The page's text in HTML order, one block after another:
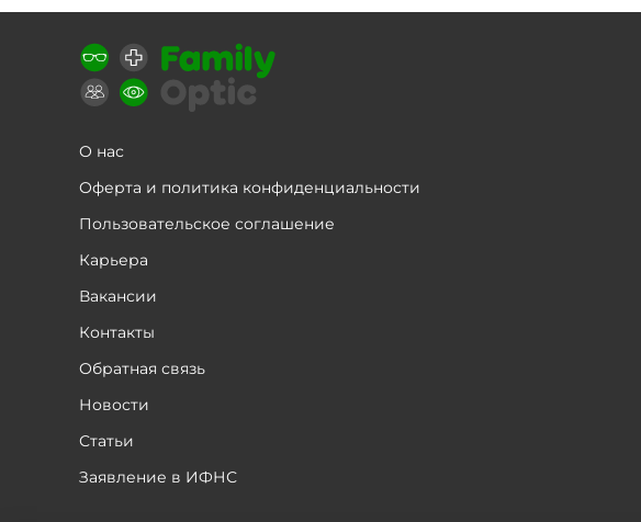
О нас
Оферта и политика конфиденциальности
Пользовательское соглашение
Карьера
Вакансии
Контакты
Обратная связь
Новости
Статьи
Заявление в ИФНС